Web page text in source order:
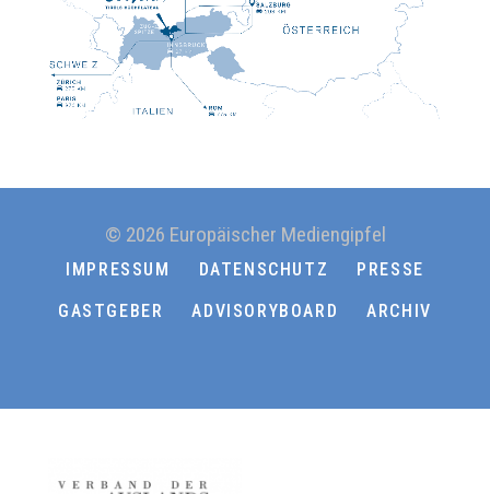
© 2026 Europäischer Mediengipfel
IMPRESSUM DATENSCHUTZ
PRESSE
GASTGEBER
ADVISORYBOARD ARCHIV